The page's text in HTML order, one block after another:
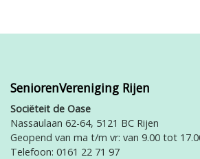
SeniorenVereniging Rijen
Sociëteit de Oase
Nassaulaan 62-64, 5121 BC Rijen
Geopend van ma t/m vr: van 9.00 tot
Telefoon: 0161 22 71 97